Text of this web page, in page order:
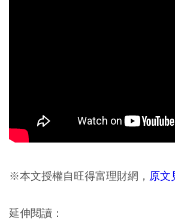
※本文授權自旺得富理財網， 原文
延伸閱讀：